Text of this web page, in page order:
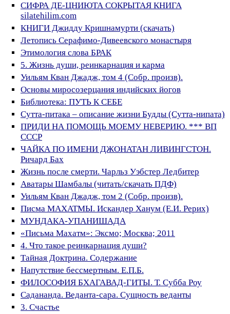
СИФРА ДЕ-ЦНИЮТА СОКРЫТАЯ КНИГА
silatehilim.com
КНИГИ Джидду Кришнамурти (скачать)
Летопись Серафимо-Дивеевского монастыря
Этимология слова БРАК
5. Жизнь души, реинкарнация и карма
Уильям Кван Джадж, том 4 (Собр. произв).
Основы миросозерцания индийских йогов
Библиотека: ПУТЬ К СЕБЕ
Сутта-питака – описание жизни Будды (Сутта-нипата)
ПРИДИ НА ПОМОЩЬ МОЕМУ НЕВЕРИЮ. *** ВП
СССР
ЧАЙКА ПО ИМЕНИ ДЖОНАТАН ЛИВИНГСТОН.
Ричард Бах
Жизнь после смерти. Чарльз Уэбстер Ледбитер
Аватары Шамбалы (читать/скачать ПДФ)
Уильям Кван Джадж, том 2 (Собр. произв).
Писма МАХАТМЫ. Искандер Ханум (Е.И. Рерих)
МУНДАКА-УПАНИШАДА
«Письма Махатм»: Эксмо; Москва; 2011
4. Что такое реинкарнация души?
Тайная Доктрина. Содержание
Напутствие бессмертным. Е.П.Б.
ФИЛОСОФИЯ БХАГАВАД-ГИТЫ. Т. Субба Роу
Садананда. Веданта-сара. Сущность веданты
3. Счастье